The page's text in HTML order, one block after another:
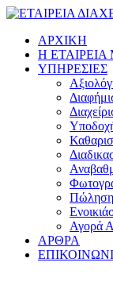
Μετάβαση
περιεχόμενο
ΑΡΧΙΚΗ
Η
ΥΠΗΡΕΣΙΕΣ
Πώληση
Αγορά
ΑΡΘΡΑ